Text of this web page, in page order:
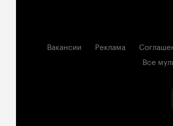
Вакансии Реклама
Все